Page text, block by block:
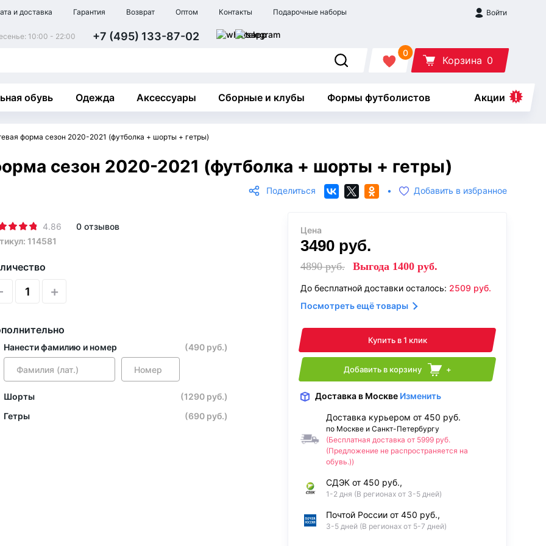
и доставка Гарантия Возврат Оптом Контакты Подарочные наборы Войти
10:00 - 22:00 +7 (495) 133-87-02
0
Корзина 0
обувь Одежда Аксессуары Сборные и клубы Формы футболистов Акции
форма сезон 2020-2021 (футболка + шорты + гетры)
сезон 2020-2021 (футболка + шорты + гетры)
Поделиться • Добавить в избранное
4.86
0 отзывов
114581
+
Нанести фамилию и номер (490 руб.)
Шорты
(1290 руб.)
Гетры
(690 руб.)
Цена
3490 руб.
4890руб. Выгода 1400 руб.
До бесплатной доставки осталось: 2509 руб.
Посмотреть ещё товары
Купить в 1 клик
Добавить в корзину +
Доставка в Москве Изменить
Доставка курьером от 450 руб.
по Москве и Санкт-Петербургу
(Бесплатная доставка от 5999 руб.
(Предложение не распространяется на
обувь.))
СДЭК от 450 руб.,
1-2 дня (В регионах от 3-5 дней)
Почтой России от 450 руб.,
3-5 дней (В регионах от 5-7 дней)